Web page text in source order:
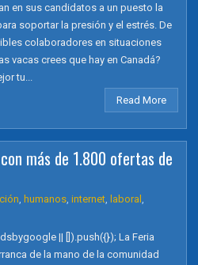
en sus candidatos a un puesto la
soportar la presión y el estrés. De
colaboradores en situaciones
vacas crees que hay en Canadá?
tu...
Read More
más de 1.800 ofertas de
, humanos, internet, laboral ,
|| []).push({}); La Feria
de la mano de la comunidad